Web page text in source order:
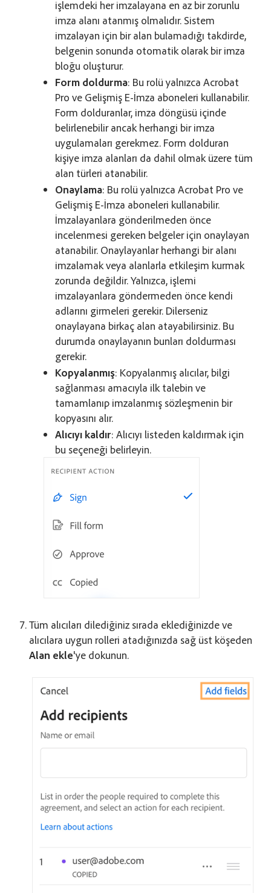
işlemdeki her imzalayana en az bir zorunlu
imza alanı atanmış olmalıdır. Sistem
imzalayan için bir alan bulamadığı takdirde,
belgenin sonunda otomatik olarak bir imza
bloğu oluşturur.
Form doldurma: Bu rolü yalnızca Acrobat
Pro ve Gelişmiş E-İmza aboneleri kullanabilir.
Form dolduranlar, imza döngüsü içinde
belirlenebilir ancak herhangi bir imza
uygulamaları gerekmez. Form dolduran
kişiye imza alanları da dahil olmak üzere tüm
alan türleri atanabilir.
Onaylama: Bu rolü yalnızca Acrobat Pro ve
Gelişmiş E-İmza aboneleri kullanabilir.
İmzalayanlara gönderilmeden önce
incelenmesi gereken belgeler için onaylayan
atanabilir. Onaylayanlar herhangi bir alanı
imzalamak veya alanlarla etkileşim kurmak
zorunda değildir. Yalnızca, işlemi
imzalayanlara göndermeden önce kendi
adlarını girmeleri gerekir. Dilerseniz
onaylayana birkaç alan atayabilirsiniz. Bu
durumda onaylayanın bunları doldurması
gerekir.
Kopyalanmış: Kopyalanmış alıcılar, bilgi
sağlanması amacıyla ilk talebin ve
tamamlanıp imzalanmış sözleşmenin bir
kopyasını alır.
Alıcıyı kaldır: Alıcıyı listeden kaldırmak için
bu seçeneği belirleyin.
Tüm alıcıları dilediğiniz sırada eklediğinizde ve
alıcılara uygun rolleri atadığınızda sağ üst köşeden
Alan ekle'ye dokunun.